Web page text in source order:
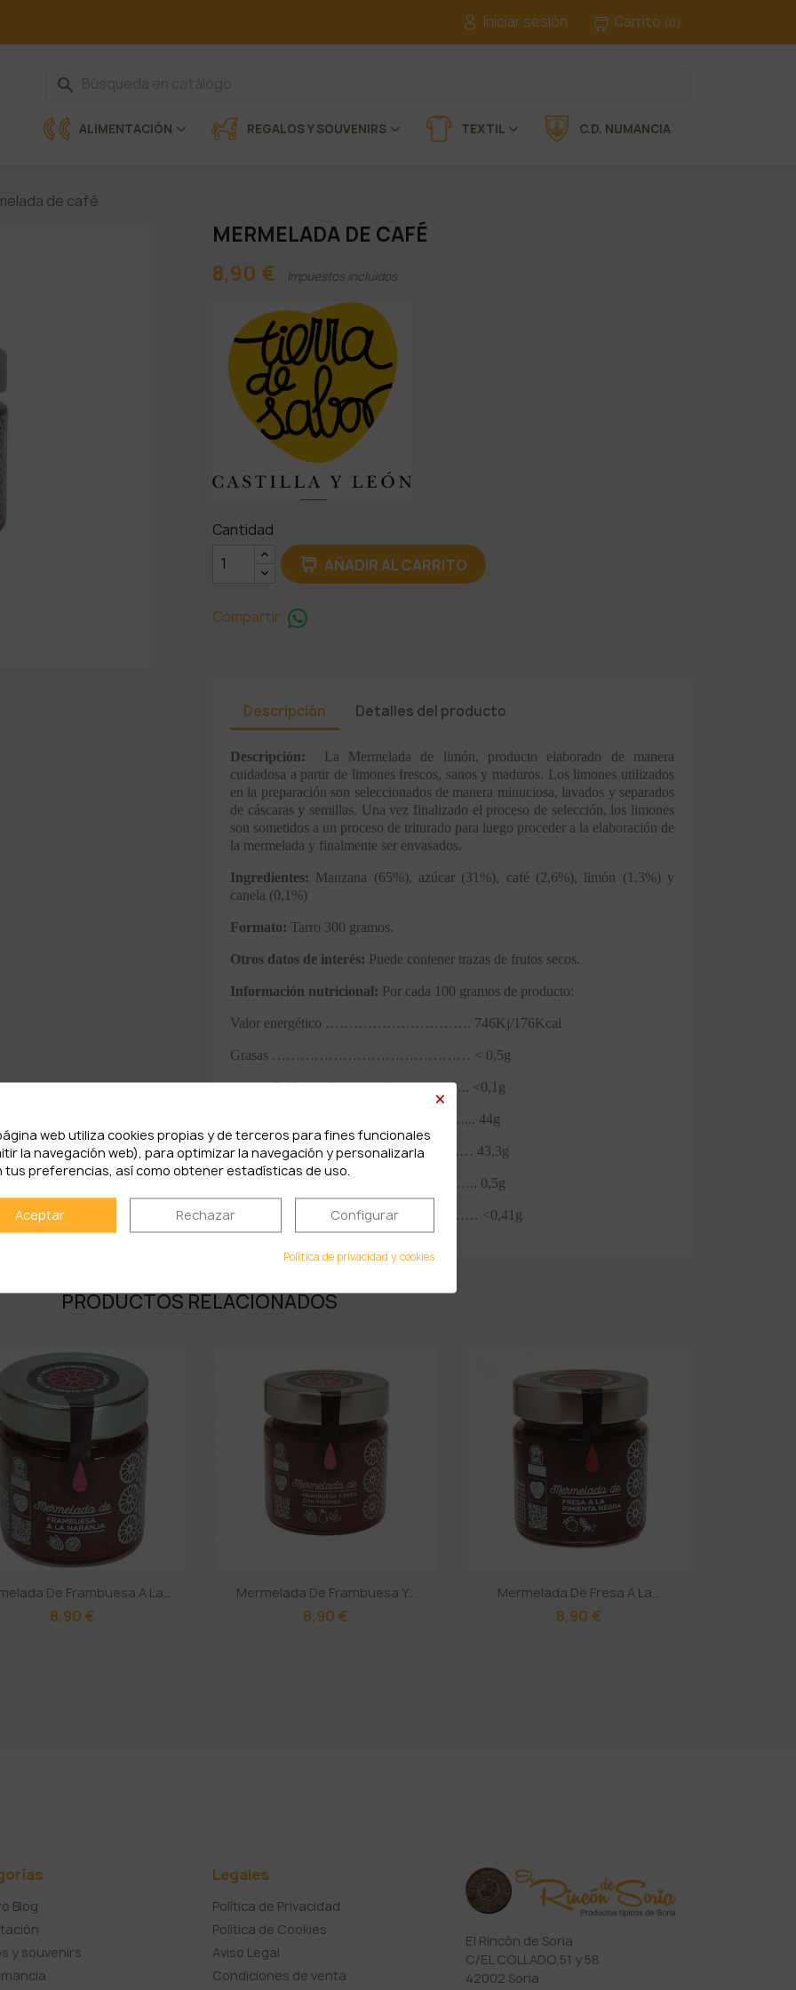
Iniciar sesión Carrito (0)
search
ALIMENTACIÓN REGALOS Y SOUVENIRS TEXTIL C.D. NUMANCIA
de café
MERMELADA DE CAFÉ
8,90 €
Impuestos incluidos
Cantidad
AÑADIR AL CARRITO
Compartir
Descripción Detalles del producto
Descripción:
La Mermelada de limón, producto elaborado de manera
cuidadosa a partir de limones frescos, sanos y maduros. Los limones utilizados
en la preparación son seleccionados de manera minuciosa, lavados y separados
de cáscaras y semillas. Una vez finalizado el proceso de selección, los limones
son sometidos a un proceso de triturado para luego proceder a la elaboración de
la mermelada y finalmente ser envasados.
Ingredientes: Manzana (65%), azúcar (31%), café (2,6%), limón (1,3%) y
canela (0,1%)
Formato: Tarro 300 gramos.
Otros datos de interés: Puede contener trazas de frutos secos.
Información nutricional: Por cada 100 gramos de producto:
Valor energético …………………………. 746Kj/176Kcal
Grasas …………………………………… < 0,5g
De las cuales saturadas ………….. <0,1g
Hidratos de carbono …………………….... 44g
De los cuales azúcares …………… 43,3g
Proteínas ………………………………….. 0,5g
Sal ………………………………………… <0,41g
PRODUCTOS RELACIONADOS
De Frambuesa A La...
8,90 €
Mermelada De Frambuesa Y...
8,90 €
Mermelada De Fresa A La...
8,90 €
Blog
y souvenirs
Legales
Política de Privacidad
Política de Cookies
Aviso Legal
Condiciones de venta
El Rincón de Soria
C/EL COLLADO,51 y 58
42002 Soria
×
web utiliza cookies propias y de terceros para fines funcionales
la navegación web), para optimizar la navegación y personalizarla
tus preferencias, así como obtener estadísticas de uso.
Aceptar Rechazar Configurar
Política de privacidad y cookies